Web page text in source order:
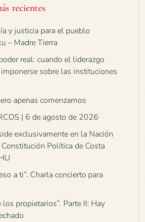
recientes
y justicia para el pueblo
– Madre Tierra
real: cuando el liderazgo
sobre las instituciones
apenas comenzamos
| 6 de agosto de 2026
exclusivamente en la Nación
Política de Costa
a ti”. Charla concierto para
los propietarios”. Parte II: Hay